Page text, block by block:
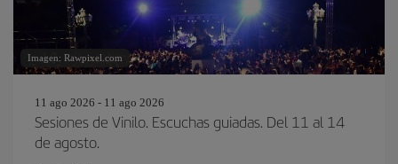
Imagen: Rawpixel.com
11 ago 2026 - 11 ago 2026
Sesiones de Vinilo. Escuchas guiadas. Del 11 al 14
de agosto.